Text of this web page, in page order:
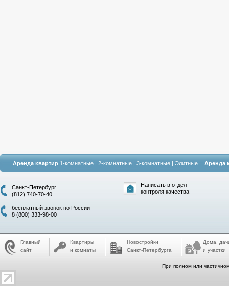
Аренда квартир 1-комнатные | 2-комнатные | 3-комнатные | Элитные Аренда
Санкт-Петербург
(812) 740-70-40
бесплатный звонок по России
8 (800) 333-98-00
Написать в отдел
контроля качества
Главный
сайт
Квартиры
и комнаты
Новостройки
Санкт-Петербурга
Дома,
и участки
При полном или